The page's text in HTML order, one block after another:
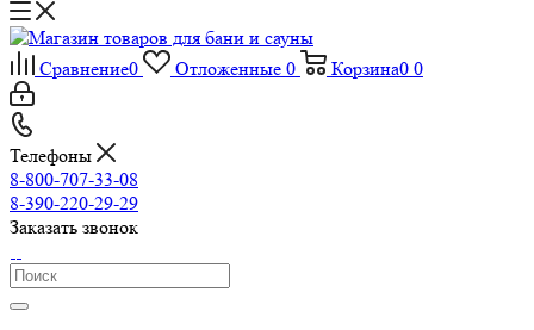
Сравнение0 Отложенные 0 Корзина0 0
Телефоны
8-800-707-33-08
8-390-220-29-29
Заказать звонок